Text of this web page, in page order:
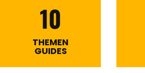
10
THEMEN
GUIDES